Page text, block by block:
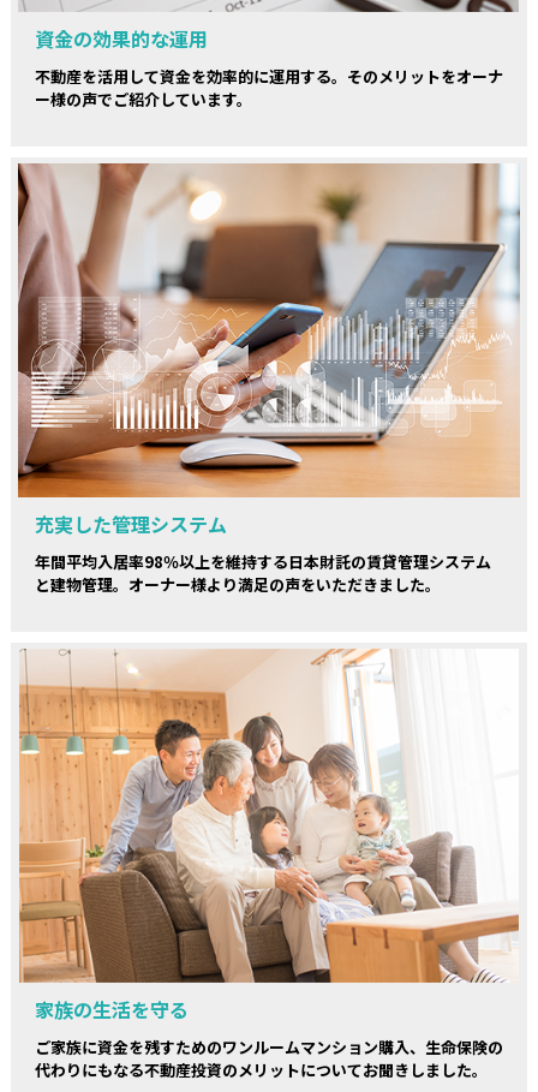
資金の効果的な運用
不動産を活用して資金を効率的に運用する。そのメリットをオーナ
ー様の声でご紹介しています。
充実した管理システム
年間平均入居率98％以上を維持する日本財託の賃貸管理システム
と建物管理。オーナー様より満足の声をいただきました。
家族の生活を守る
ご家族に資金を残すためのワンルームマンション購入、生命保険の
代わりにもなる不動産投資のメリットについてお聞きしました。